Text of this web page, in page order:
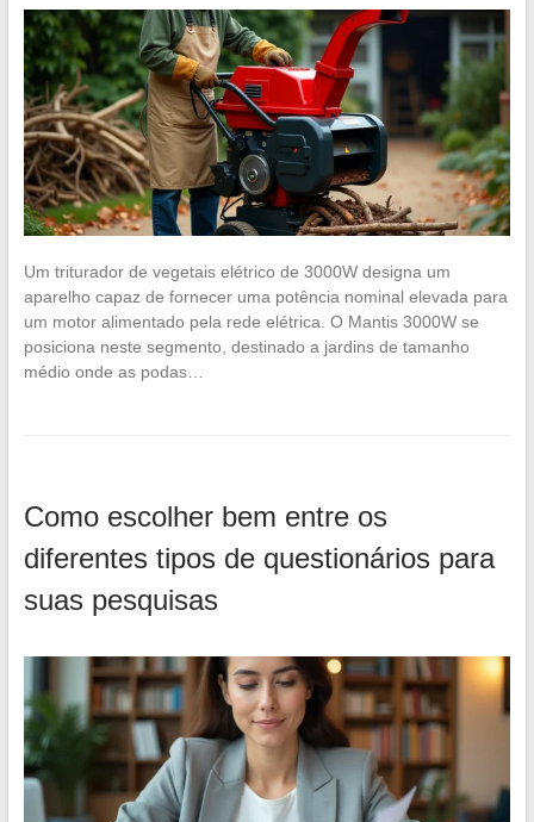
Um triturador de vegetais elétrico de 3000W designa um
aparelho capaz de fornecer uma potência nominal elevada para
um motor alimentado pela rede elétrica. O Mantis 3000W se
posiciona neste segmento, destinado a jardins de tamanho
médio onde as podas…
Como escolher bem entre os
diferentes tipos de questionários para
suas pesquisas